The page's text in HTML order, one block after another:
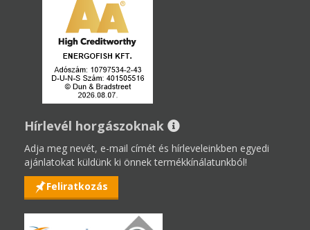
Hírlevél horgászoknak
Adja meg nevét, e-mail címét és hírleveleinkben egyedi
ajánlatokat küldünk ki önnek termékkínálatunkból!
Feliratkozás